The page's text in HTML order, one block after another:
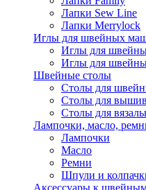
Лапки Sew Line
Лапки Merrylock
Иглы для швейных
Иглы для
Иглы для
Швейные столы
Столы для
Столы для
Столы для
Лампочки, масло,
Лампочки
Масло
Ремни
Шпули и
Аксессуары к